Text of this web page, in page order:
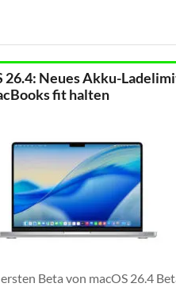
26.4: Neues Akku-
fit halten
Beta von macOS 26.4